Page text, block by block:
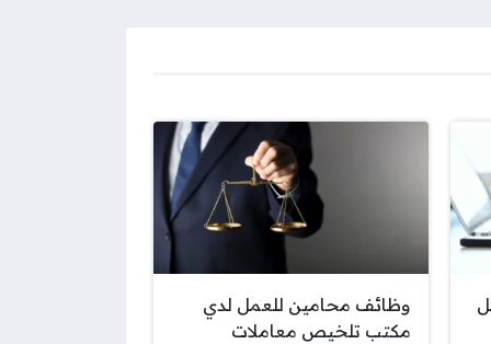
وظائف محامين للعمل لدي
مكتب تلخيص معاملات